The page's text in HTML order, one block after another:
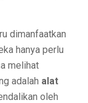
dimanfaatkan
hanya perlu
melihat
adalah alat
oleh